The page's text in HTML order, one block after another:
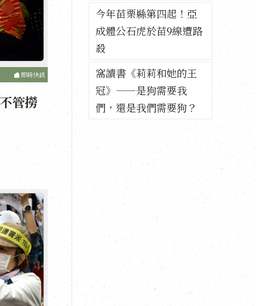
即時快訊
管撈
今年苗栗縣第四起！亞
成體公石虎於苗9線遭路
殺
窩讀書《莉莉和她的王
冠》——是狗需要我
們，還是我們需要狗？